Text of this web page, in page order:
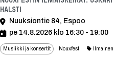
Halsti
Nuuksiontie 84, Espoo
pe 14.8.2026 klo 16:30 - 19:00
Musiikki ja konsertit Nouxfest Ilmainen